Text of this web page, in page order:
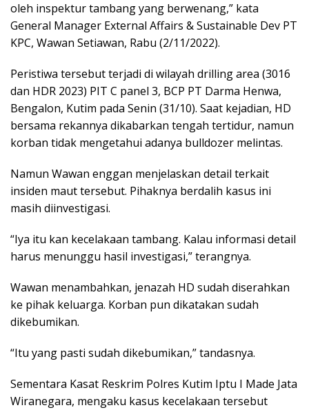
oleh inspektur tambang yang berwenang,” kata
General Manager External Affairs & Sustainable Dev PT
KPC, Wawan Setiawan, Rabu (2/11/2022).
Peristiwa tersebut terjadi di wilayah drilling area (3016
dan HDR 2023) PIT C panel 3, BCP PT Darma Henwa,
Bengalon, Kutim pada Senin (31/10). Saat kejadian, HD
bersama rekannya dikabarkan tengah tertidur, namun
korban tidak mengetahui adanya bulldozer melintas.
Namun Wawan enggan menjelaskan detail terkait
insiden maut tersebut. Pihaknya berdalih kasus ini
masih diinvestigasi.
“Iya itu kan kecelakaan tambang. Kalau informasi detail
harus menunggu hasil investigasi,” terangnya.
Wawan menambahkan, jenazah HD sudah diserahkan
ke pihak keluarga. Korban pun dikatakan sudah
dikebumikan.
“Itu yang pasti sudah dikebumikan,” tandasnya.
Sementara Kasat Reskrim Polres Kutim Iptu I Made Jata
Wiranegara, mengaku kasus kecelakaan tersebut